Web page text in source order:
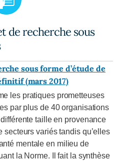
de recherche sous
sous forme d’étude de
(mars 2017)
les pratiques prometteuses
par plus de 40 organisations
taille en provenance
secteurs variés tandis qu’elles
mentale en milieu de
la Norme. Il fait la synthèse